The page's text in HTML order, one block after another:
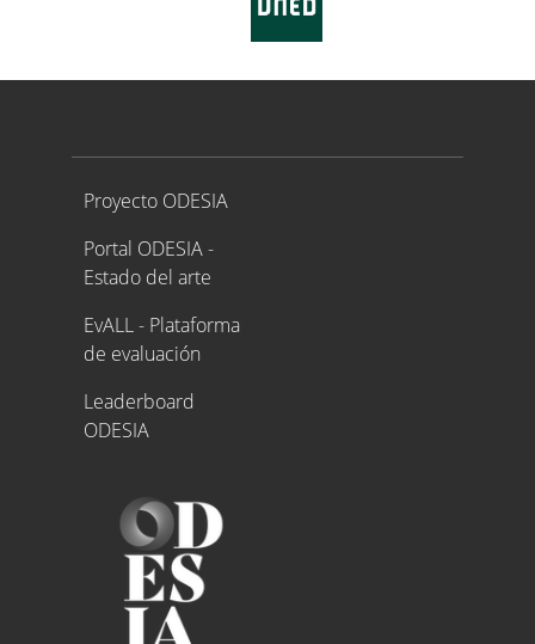
Proyecto ODESIA
Proyecto ODESIA
Portal ODESIA -
Estado del arte
EvALL - Plataforma
de evaluación
Leaderboard
ODESIA